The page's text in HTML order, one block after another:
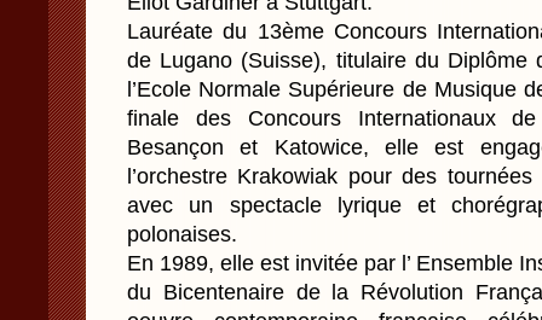
Lauréate du 13ème Concours
de Lugano (Suisse), titulaire du Diplôme
l’Ecole Normale Supérieure de Musique
finale des Concours Internationaux
Besançon et Katowice, elle est
l’orchestre Krakowiak pour des
avec un spectacle lyrique et
polonaises.
En 1989, elle est invitée par l’ Ensemble
du Bicentenaire de la Révolution